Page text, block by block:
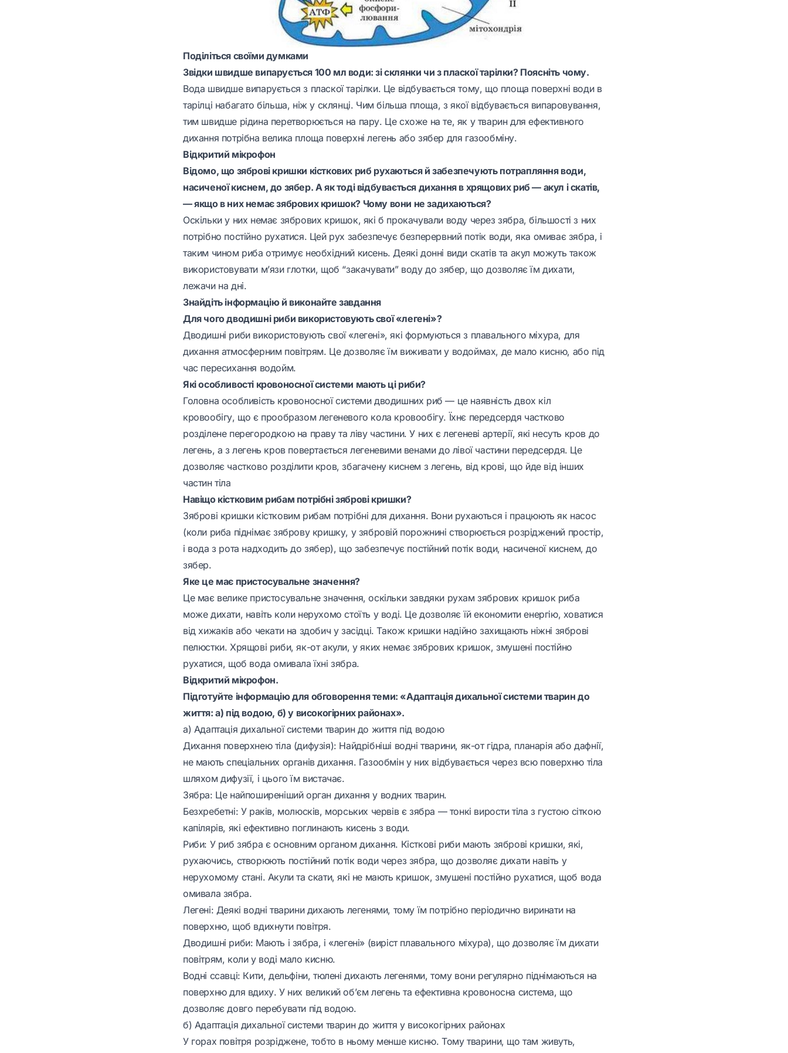
Поділіться своїми думками
Звідки швидше випарується 100 мл води: зі склянки чи з пласкої тарілки? Поясніть чому.
Вода швидше випарується з пласкої тарілки. Це відбувається тому, що площа поверхні води в
тарілці набагато більша, ніж у склянці. Чим більша площа, з якої відбувається випаровування,
тим швидше рідина перетворюється на пару. Це схоже на те, як у тварин для ефективного
дихання потрібна велика площа поверхні легень або зябер для газообміну.
Відкритий мікрофон
Відомо, що зяброві кришки кісткових риб рухаються й забезпечують потрапляння води,
насиченої киснем, до зябер. А як тоді відбувається дихання в хрящових риб — акул і скатів,
— якщо в них немає зябрових кришок? Чому вони не задихаються?
Оскільки у них немає зябрових кришок, які б прокачували воду через зябра, більшості з них
потрібно постійно рухатися. Цей рух забезпечує безперервний потік води, яка омиває зябра, і
таким чином риба отримує необхідний кисень. Деякі донні види скатів та акул можуть також
використовувати м’язи глотки, щоб “закачувати” воду до зябер, що дозволяє їм дихати,
лежачи на дні.
Знайдіть інформацію й виконайте завдання
Для чого дводишні риби використовують свої «легені»?
Дводишні риби використовують свої «легені», які формуються з плавального міхура, для
дихання атмосферним повітрям. Це дозволяє їм виживати у водоймах, де мало кисню, або під
час пересихання водойм.
Які особливості кровоносної системи мають ці риби?
Головна особливість кровоносної системи дводишних риб — це наявність двох кіл
кровообігу, що є прообразом легеневого кола кровообігу. Їхнє передсердя частково
розділене перегородкою на праву та ліву частини. У них є легеневі артерії, які несуть кров до
легень, а з легень кров повертається легеневими венами до лівої частини передсердя. Це
дозволяє частково розділити кров, збагачену киснем з легень, від крові, що йде від інших
частин тіла
Навіщо кістковим рибам потрібні зяброві кришки?
Зяброві кришки кістковим рибам потрібні для дихання. Вони рухаються і працюють як насос
(коли риба піднімає зяброву кришку, у зябровій порожнині створюється розріджений простір,
і вода з рота надходить до зябер), що забезпечує постійний потік води, насиченої киснем, до
зябер.
Яке це має пристосувальне значення?
Це має велике пристосувальне значення, оскільки завдяки рухам зябрових кришок риба
може дихати, навіть коли нерухомо стоїть у воді. Це дозволяє їй економити енергію, ховатися
від хижаків або чекати на здобич у засідці. Також кришки надійно захищають ніжні зяброві
пелюстки. Хрящові риби, як-от акули, у яких немає зябрових кришок, змушені постійно
рухатися, щоб вода омивала їхні зябра.
Відкритий мікрофон.
Підготуйте інформацію для обговорення теми: «Адаптація дихальної системи тварин до
життя: а) під водою, б) у високогірних районах».
а) Адаптація дихальної системи тварин до життя під водою
Дихання поверхнею тіла (дифузія): Найдрібніші водні тварини, як-от гідра, планарія або дафнії,
не мають спеціальних органів дихання. Газообмін у них відбувається через всю поверхню тіла
шляхом дифузії, і цього їм вистачає.
Зябра: Це найпоширеніший орган дихання у водних тварин.
Безхребетні: У раків, молюсків, морських червів є зябра — тонкі вирости тіла з густою сіткою
капілярів, які ефективно поглинають кисень з води.
Риби: У риб зябра є основним органом дихання. Кісткові риби мають зяброві кришки, які,
рухаючись, створюють постійний потік води через зябра, що дозволяє дихати навіть у
нерухомому стані. Акули та скати, які не мають кришок, змушені постійно рухатися, щоб вода
омивала зябра.
Легені: Деякі водні тварини дихають легенями, тому їм потрібно періодично виринати на
поверхню, щоб вдихнути повітря.
Дводишні риби: Мають і зябра, і «легені» (виріст плавального міхура), що дозволяє їм дихати
повітрям, коли у воді мало кисню.
Водні ссавці: Кити, дельфіни, тюлені дихають легенями, тому вони регулярно піднімаються на
поверхню для вдиху. У них великий об’єм легень та ефективна кровоносна система, що
дозволяє довго перебувати під водою.
б) Адаптація дихальної системи тварин до життя у високогірних районах
У горах повітря розріджене, тобто в ньому менше кисню. Тому тварини, що там живуть,